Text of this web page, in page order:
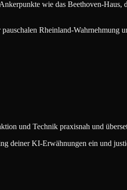
wie das Beethoven-
Rheinland-Wahrnehmung
und Technik praxisnah und
deiner KI-Erwähnungen ein und